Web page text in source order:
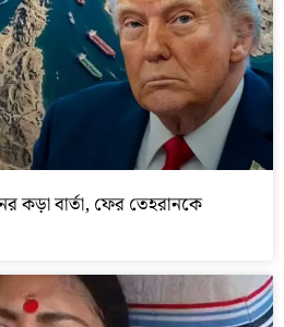
কড়া বার্তা, ফের তেহরানকে